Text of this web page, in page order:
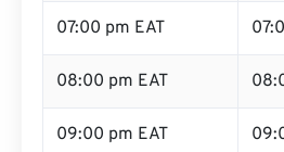
07:00 pm EAT
08:00 pm EAT
09:00 pm EAT